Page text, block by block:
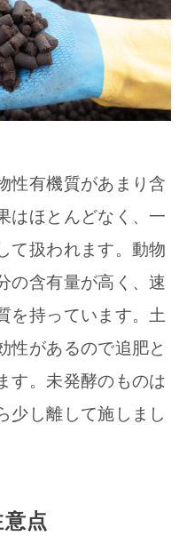
性有機質があまり含
はほとんどなく、一
て扱われます。動物
の含有量が高く、速
を持っています。土
性があるので追肥と
す。未発酵のものは
少し離して施しまし
点